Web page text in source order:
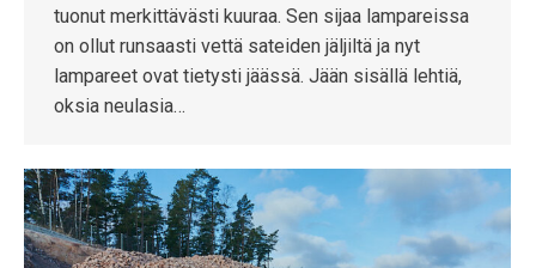
tuonut merkittävästi kuuraa. Sen sijaa lampareissa
on ollut runsaasti vettä sateiden jäljiltä ja nyt
lampareet ovat tietysti jäässä. Jään sisällä lehtiä,
oksia neulasia…